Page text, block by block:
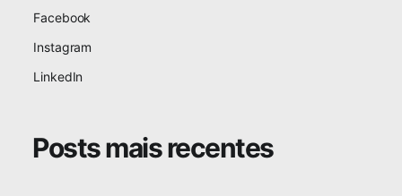
Facebook
Instagram
LinkedIn
Posts mais recentes